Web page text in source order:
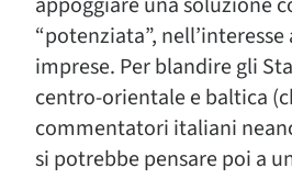
“potenziata”,
imprese. Per blandire gli
centro-orientale e baltica
commentatori italiani
si potrebbe pensare poi a